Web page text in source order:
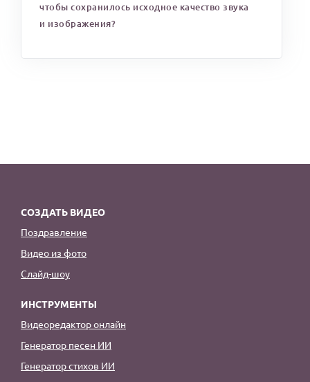
чтобы сохранилось исходное качество звука
и изображения?
СОЗДАТЬ ВИДЕО
Поздравление
Видео из фото
Слайд-шоу
ИНСТРУМЕНТЫ
Видеоредактор онлайн
Генератор песен ИИ
Генератор стихов ИИ